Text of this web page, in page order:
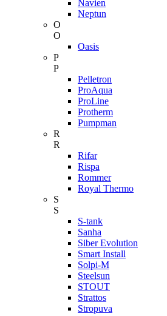
Navien
Neptun
O
O
Oasis
P
P
Pelletron
ProAqua
ProLine
Protherm
Pumpman
R
R
Rifar
Rispa
Rommer
Royal Thermo
S
S
S-tank
Sanha
Siber Evolution
Smart Install
Solpi-M
Steelsun
STOUT
Strattos
Stropuva